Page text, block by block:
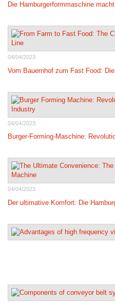
Die Hamburgerformmaschine
04/04/2023
Vom Bauernhof zum Fast Food:
04/04/2023
Burger-Forming-Maschine:
04/04/2023
Der ultimative Komfort: Die